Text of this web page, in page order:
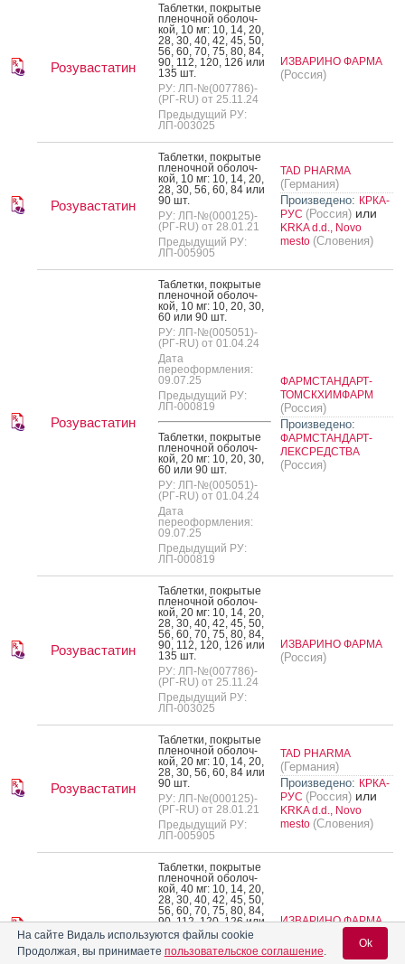
Розувастатин
Таб­летки, пок­ры­тые
пле­ноч­ной обо­лоч­
кой, 10 мг: 10, 14, 20,
28, 30, 40, 42, 45, 50,
56, 60, 70, 75, 80, 84,
90, 112, 120, 126 или
135 шт.
РУ: ЛП-№(007786)-
(РГ-RU) от 25.11.24
Предыдущий РУ:
ЛП-003025
ИЗВАРИНО ФАРМА
(Россия)
Розувастатин
Таб­летки, пок­ры­тые
пле­ноч­ной обо­лоч­
кой, 10 мг: 10, 14, 20,
28, 30, 56, 60, 84 или
90 шт.
РУ: ЛП-№(000125)-
(РГ-RU) от 28.01.21
Предыдущий РУ:
ЛП-005905
TAD PHARMA
(Германия)
Произведено: КРКА-
РУС (Россия) или
KRKA d.d., Novo
mesto (Словения)
Розувастатин
Таб­летки, пок­ры­тые
пле­ноч­ной обо­лоч­
кой, 10 мг: 10, 20, 30,
60 или 90 шт.
РУ: ЛП-№(005051)-
(РГ-RU) от 01.04.24
Дата
переоформления:
09.07.25
Предыдущий РУ:
ЛП-000819
Таб­летки, пок­ры­тые
пле­ноч­ной обо­лоч­
кой, 20 мг: 10, 20, 30,
60 или 90 шт.
РУ: ЛП-№(005051)-
(РГ-RU) от 01.04.24
Дата
переоформления:
09.07.25
Предыдущий РУ:
ЛП-000819
ФАРМСТАНДАРТ-
ТОМСКХИМФАРМ
(Россия)
Произведено:
ФАРМСТАНДАРТ-
ЛЕКСРЕДСТВА
(Россия)
Розувастатин
Таб­летки, пок­ры­тые
пле­ноч­ной обо­лоч­
кой, 20 мг: 10, 14, 20,
28, 30, 40, 42, 45, 50,
56, 60, 70, 75, 80, 84,
90, 112, 120, 126 или
135 шт.
РУ: ЛП-№(007786)-
(РГ-RU) от 25.11.24
Предыдущий РУ:
ЛП-003025
ИЗВАРИНО ФАРМА
(Россия)
Розувастатин
Таб­летки, пок­ры­тые
пле­ноч­ной обо­лоч­
кой, 20 мг: 10, 14, 20,
28, 30, 56, 60, 84 или
90 шт.
РУ: ЛП-№(000125)-
(РГ-RU) от 28.01.21
Предыдущий РУ:
ЛП-005905
TAD PHARMA
(Германия)
Произведено: КРКА-
РУС (Россия) или
KRKA d.d., Novo
mesto (Словения)
Розувастатин
Таб­летки, пок­ры­тые
пле­ноч­ной обо­лоч­
кой, 40 мг: 10, 14, 20,
28, 30, 40, 42, 45, 50,
56, 60, 70, 75, 80, 84,
90, 112, 120, 126 или
135 шт.
РУ: ЛП-№(007786)-
(РГ-RU) от 25.11.24
ИЗВАРИНО ФАРМА
На сайте Видаль используются файлы cookie
Продолжая, вы принимаете пользовательское соглашение.
Ok